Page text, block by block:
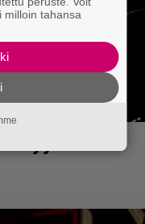
ensi
milloin tahansa